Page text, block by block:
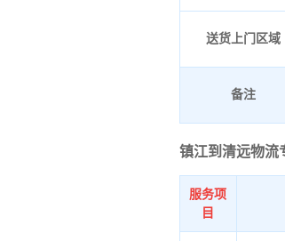
送货上门区域
备注
镇江到清远物流
服务项
目